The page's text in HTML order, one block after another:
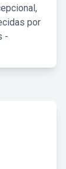
por
-